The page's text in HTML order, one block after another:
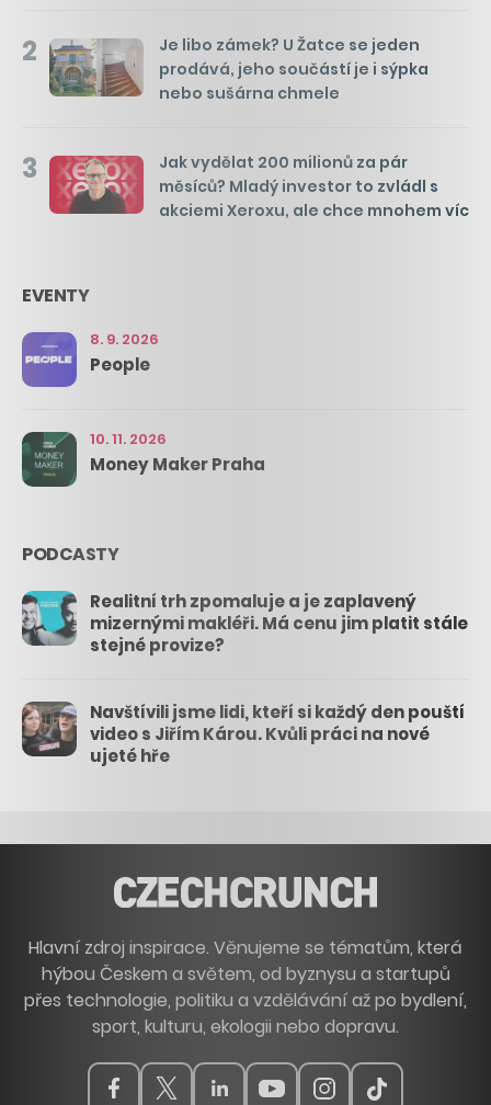
2
Je libo zámek? U Žatce se jeden
prodává, jeho součástí je i sýpka
nebo sušárna chmele
3
Jak vydělat 200 milionů za pár
měsíců? Mladý investor to zvládl s
akciemi Xeroxu, ale chce mnohem víc
EVENTY
8. 9. 2026
People
10. 11. 2026
Money Maker Praha
PODCASTY
Realitní trh zpomaluje a je zaplavený
mizernými makléři. Má cenu jim platit stále
stejné provize?
Navštívili jsme lidi, kteří si každý den pouští
video s Jiřím Károu. Kvůli práci na nové
ujeté hře
Hlavní zdroj inspirace. Věnujeme se tématům, která
hýbou Českem a světem, od byznysu a startupů
přes technologie, politiku a vzdělávání až po bydlení,
sport, kulturu, ekologii nebo dopravu.